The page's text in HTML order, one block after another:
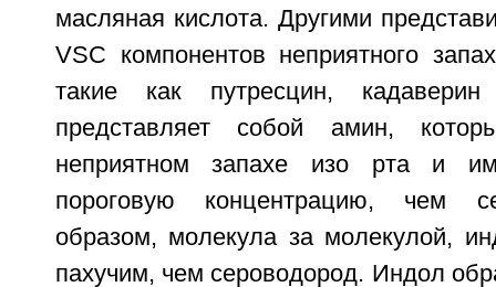
масляная кислота. Другими
VSC компонентов неприятного
такие как путресцин,
представляет собой амин,
неприятном запахе изо рта и
пороговую концентрацию, чем
образом, молекула за молекулой,
пахучим, чем сероводород. Индол